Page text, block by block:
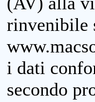
rinvenibile
i dati
secondo